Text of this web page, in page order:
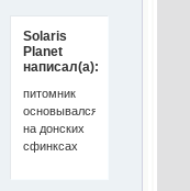
Solaris
Planet
написал(а):
питомник
основывался
на донских
сфинксах